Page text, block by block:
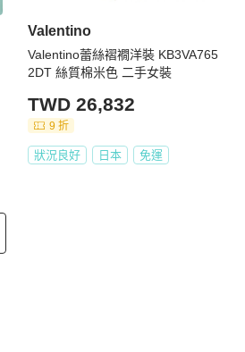
Valentino
Valentino蕾絲褶襉洋裝 KB3VA765
2DT 絲質棉米色 二手女裝
TWD 26,832
9 折
狀況良好 日本 免運